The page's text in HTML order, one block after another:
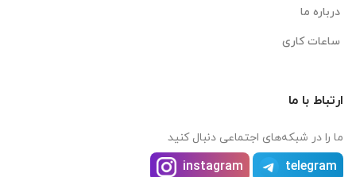
درباره ما
ساعات کاری
ارتباط با ما
ما را در شبکه‌های اجتماعی دنبال کنید
telegram
instagram